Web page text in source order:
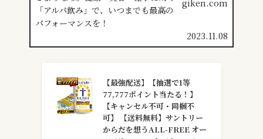
giken.com
2023.11.08
【最強配送】【抽選で1等
77,777ポイント当たる！】
【キャンセル不可・同梱不
可】 【送料無料】サントリー
からだを想うALL-FREE オー